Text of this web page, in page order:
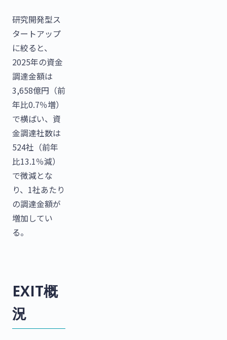
研究開発型ス
タートアップ
に絞ると、
2025年の資金
調達金額は
3,658億円（前
年比0.7％増）
で横ばい、資
金調達社数は
524社（前年
比13.1％減）
で微減とな
り、1社あたり
の調達金額が
増加してい
る。
EXIT概
況